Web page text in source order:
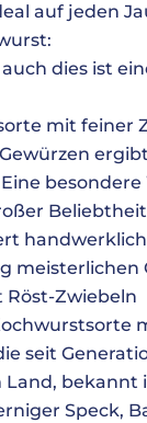
auf jeden
dies ist
mit feiner
besondere
meisterlichen
Röst-Zwiebeln
seit
Land, bekannt
Speck,